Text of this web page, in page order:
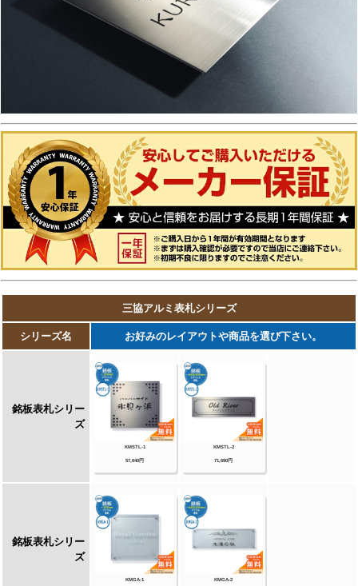
ール・ポスティモαIII・ルシアスサインポー
ル・スクエアタイプL・ステンレスバー付き表
札・ステンレス切文字表札・ステンレスアルフ
ァベット表札・アクリル3D表札 等
【三協アルミ】
ステンレス銘板・アクリル銘板・切り文字（ス
テンレス）銘板・ステンレス+木調（フレーム
レス+ガラス・ステンレス+ガラス（ステンレス
埋め込みタイプ）銘板・ステンレス+瓦（いぶ
し瓦）銘板・ステンレス+御影石（ステンレス
埋め込みタイプ）銘板・ステンレス+黒御影石
銘板・ステンレス+アクリル銘板・ステンレス
+アルミ銘板・タイル（シャビータイプ）・タ
イル（ラフエッジタイプ）銘板・タイル+ステ
ンレス銘板・陶器銘板・清水焼銘板・九谷焼銘
板・信楽焼銘板・カラーガラス銘板・ガラス銘
板・ガラス+木調・ガラス+ステンレス銘板・ガ
ラス+御影石銘板・アクリル+木調銘板・アクリ
ル銘板・人工大理石（樹脂）銘板・黒御影石銘
板 等
【四国化成】
ガラス表札・アクリル表札・ステンレス表札・
ストーン表札・木調表札・真鍮表札・タイル表
札・ソネット門柱1型・アルディ門柱・マイ門
柱SI型（アルミタイプ/デザインタイプ/ポリカ
タイプ）・マイ門柱（2型/3型/4型）・クレデ
ィ門柱（1型/2型/3型）・クレディ門柱（Nタ
イプ：照明無/Lタイプ：照明付）・パレット門
柱（T1型/P1型）・ブルーム門柱M1型・鋳造
立体文字プレート 等